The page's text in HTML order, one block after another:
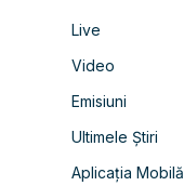
Live
Video
Emisiuni
Ultimele Știri
Aplicația Mobilă